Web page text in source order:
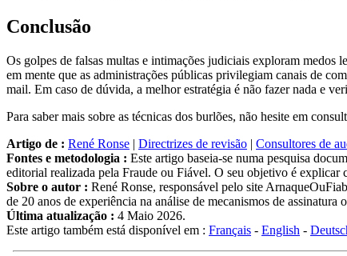
Conclusão
Os golpes de falsas multas e intimações judiciais exploram
em mente que as administrações públicas privilegiam canais de
mail. Em caso de dúvida, a melhor estratégia é não fazer nada e
Para saber mais sobre as técnicas dos burlões, não hesite em
Artigo de : René Ronse | Directrizes de revisão | Consultores de
Fontes e metodologia : Este artigo baseia-se numa pesquisa
editorial realizada pela Fraude ou Fiável. O seu objetivo é explicar
Sobre o autor : René Ronse, responsável pelo site
de 20 anos de experiência na análise de mecanismos de
Última atualização : 4 Maio 2026.
Este artigo também está disponível em : Français - English -